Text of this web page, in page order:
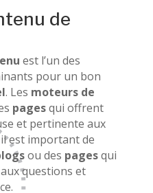
de
est l’un des
pour un bon
. Les moteurs de
pagesqui offrent
et pertinente aux
est important de
ou des pagesqui
questions et